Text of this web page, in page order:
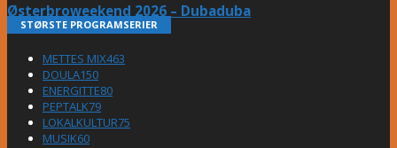
Østerbroweekend 2026 – Dubaduba
STØRSTE PROGRAMSERIER
METTES MIX463
DOULA150
ENERGITTE80
PEPTALK79
LOKALKULTUR75
MUSIK60